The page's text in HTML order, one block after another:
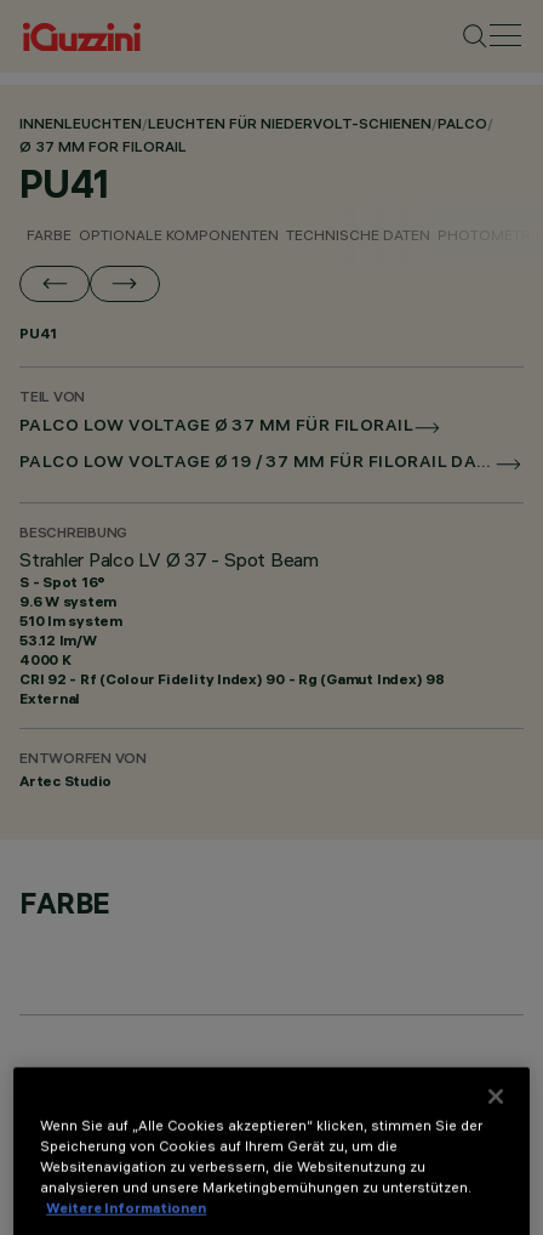
INNENLEUCHTEN/LEUCHTEN FÜR NIEDERVOLT-SCHIENEN/PALCO/
Ø 37 MM FOR FILORAIL
PU41
FARBE OPTIONALE KOMPONENTEN TECHNISCHE DATEN
PU41
TEIL VON
PALCO LOW VOLTAGE Ø 37 MM FÜR FILORAIL
PALCO LOW VOLTAGE Ø 19 / 37 MM FÜR FILORAIL DALI BROADCAST
BESCHREIBUNG
Strahler Palco LV Ø 37 - Spot Beam
S - Spot 16°
9.6 W system
510 lm system
53.12 lm/W
4000 K
CRI 92 - Rf (Colour Fidelity Index) 90 - Rg (Gamut Index) 98
External
ENTWORFEN VON
Artec Studio
FARBE
OPTIONALE KOMPONENTEN
Wenn Sie auf „Alle Cookies akzeptieren“ klicken, stimmen Sie der
Speicherung von Cookies auf Ihrem Gerät zu, um die
Websitenavigation zu verbessern, die Websitenutzung zu
analysieren und unsere Marketingbemühungen zu unterstützen.
Weitere Informationen